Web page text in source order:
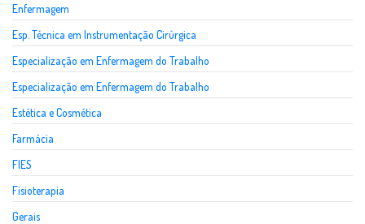
Enfermagem
Esp. Técnica em Instrumentação Cirúrgica
Especialização em Enfermagem do Trabalho
Especialização em Enfermagem do Trabalho
Estética e Cosmética
Farmácia
FIES
Fisioterapia
Gerais